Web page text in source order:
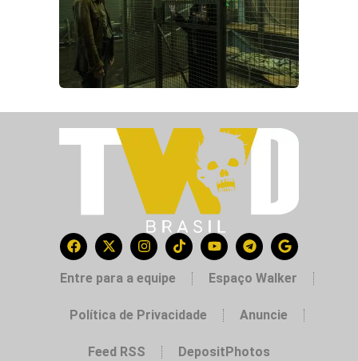
Entre para a equipe Espaço Walker
Política de Privacidade Anuncie
Feed RSS DepositPhotos